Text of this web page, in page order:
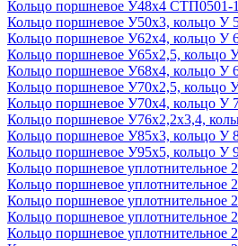
Кольцо поршневое У48х4 СТП0501-
Кольцо поршневое У50х3, кольцо У
Кольцо поршневое У62х4, кольцо У
Кольцо поршневое У65х2,5, кольцо
Кольцо поршневое У68х4, кольцо У
Кольцо поршневое У70х2,5, кольцо
Кольцо поршневое У70х4, кольцо У
Кольцо поршневое У76х2,2х3,4,
Кольцо поршневое У85х3, кольцо У
Кольцо поршневое У95х5, кольцо У
Кольцо поршневое уплотнительное
Кольцо поршневое уплотнительное
Кольцо поршневое уплотнительное
Кольцо поршневое уплотнительное
Кольцо поршневое уплотнительное